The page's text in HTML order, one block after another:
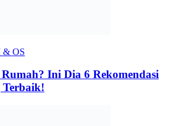
OS
Ini Dia 6 Rekomendasi
Terbaik!